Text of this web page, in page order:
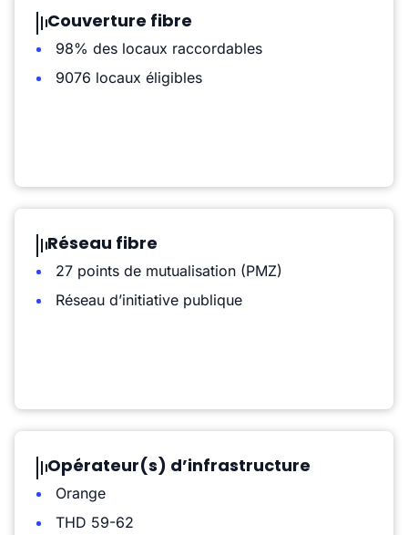
Couverture fibre
98% des locaux raccordables
9076 locaux éligibles
Réseau fibre
27 points de mutualisation (PMZ)
Réseau d’initiative publique
Opérateur(s) d’infrastructure
Orange
THD 59-62